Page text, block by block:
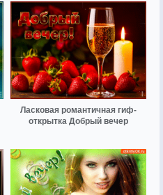
Ласковая романтичная гиф-
открытка Добрый вечер